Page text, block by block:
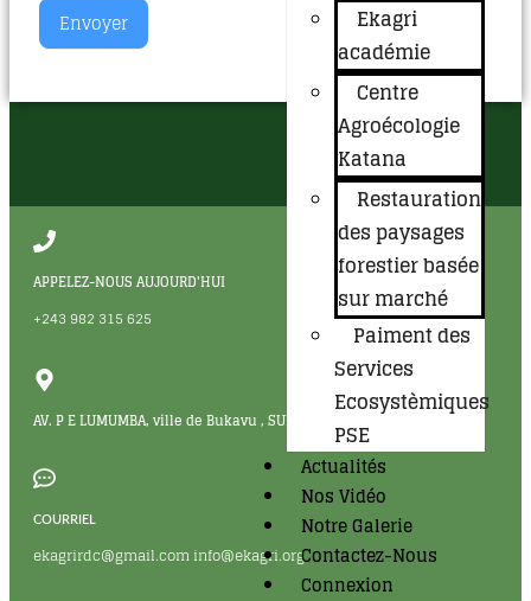
Ekagri
académie
Centre
Agroécologie
Katana
Restauration
des paysages
forestier basée
sur marché
Paiment des
Services
Ecosystèmiques
PSE
Actualités
Nos Vidéo
Notre Galerie
Contactez-Nous
Connexion
Envoyer
APPELEZ-NOUS AUJOURD'HUI
+243 982 315 625
AV. P E LUMUMBA, ville de Bukavu , SUD-LIVU en RDC
COURRIEL
ekagrirdc@gmail.com info@ekagri.org